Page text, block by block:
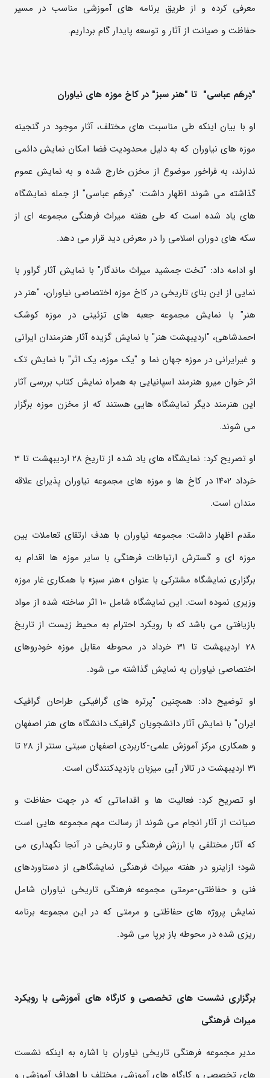
معرفی کرده و از طریق برنامه های آموزشی مناسب در مسیر
حفاظت و صیانت از آثار و توسعه پایدار گام برداریم.
"دِرهَم عباسی" تا "هنر سبز" در کاخ موزه های نیاوران
او با بیان اینکه طی مناسبت های مختلف، آثار موجود در گنجینه
موزه های نیاوران که به دلیل محدودیت فضا امکان نمایش دائمی
ندارند، به فراخور موضوع از مخزن خارج شده و به نمایش عموم
گذاشته می شوند اظهار داشت: "دِرهَم عباسی" از جمله نمایشگاه
های یاد شده است که طی هفته میراث فرهنگی مجموعه ای از
سکه های دوران اسلامی را در معرض دید قرار می دهد.
او ادامه داد: "تخت جمشید میراث ماندگار" با نمایش آثار گراور با
نمایی از این بنای تاریخی در کاخ موزه اختصاصی نیاوران، "هنر در
هنر" با نمایش مجموعه جعبه های تزئینی در موزه کوشک
احمدشاهی، "اردیبهشت هنر" با نمایش گزیده آثار هنرمندان ایرانی
و غیرایرانی در موزه جهان نما و "یک موزه، یک اثر" با نمایش تک
اثر خوان میرو هنرمند اسپانیایی به همراه نمایش کتاب بررسی آثار
این هنرمند دیگر نمایشگاه هایی هستند که از مخزن موزه برگزار
می شوند.
او تصریح کرد: نمایشگاه های یاد شده از تاریخ 28 اردیبهشت تا 3
خرداد 1402 در کاخ ها و موزه های مجموعه نیاوران پذیرای علاقه
مندان است.
مقدم اظهار داشت: مجموعه نیاوران با هدف ارتقای تعاملات بین
موزه ­ای و گسترش ارتباطات فرهنگی با سایر موزه ها اقدام به
برگزاری نمایشگاه مشترکی با عنوان «هنر سبز» با همکاری غار­ موزه
وزیری نموده است. این نمایشگاه شامل 10 اثر ساخته شده از مواد
بازیافتی می باشد که با رویکرد احترام به محیط زیست از تاریخ
28 اردیبهشت تا 31 خرداد در محوطه مقابل موزه خودروهای
اختصاصی نیاوران به نمایش گذاشته می شود.
او توضیح داد: همچنین "پرتره های گرافیکی طراحان گرافیک
ایران" با نمایش آثار دانشجویان گرافیک دانشگاه های هنر اصفهان
و همکاری مرکز آموزش علمی-کاربردی اصفهان سیتی سنتر از 28 تا
31 اردیبهشت در تالار آبی میزبان بازدیدکنندگان است.
او تصریح کرد: فعالیت ها و اقداماتی که در جهت حفاظت و
صیانت از آثار انجام می شوند از رسالت مهم مجموعه هایی است
که آثار مختلفی با ارزش فرهنگی و تاریخی در آنجا نگهداری می
شود؛ ازاینرو در هفته میراث فرهنگی نمایشگاهی از دستاوردهای
فنی و حفاظتی-مرمتی مجموعه فرهنگی تاریخی نیاوران شامل
نمایش پروژه های حفاظتی و مرمتی که در این مجموعه برنامه
ریزی شده در محوطه باز برپا می شود.
برگزاری نشست های تخصصی و کارگاه های آموزشی با رویکرد
میراث فرهنگی
مدیر مجموعه فرهنگی تاریخی نیاوران با اشاره به اینکه نشست
های تخصصی و کارگاه های آموزشی مختلف با اهداف آموزشی و